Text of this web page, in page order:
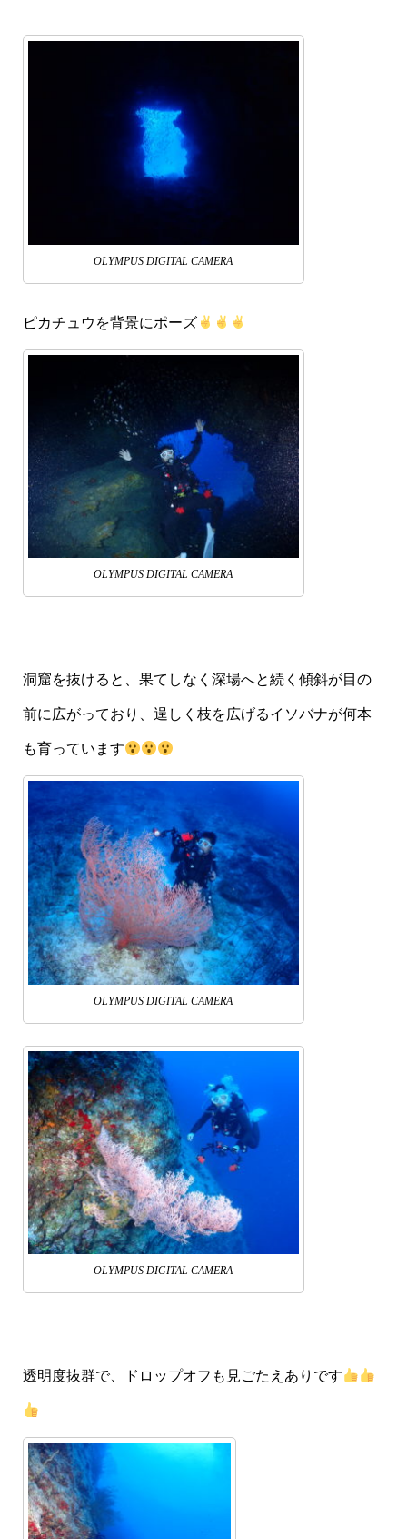
OLYMPUS DIGITAL CAMERA
ピカチュウを背景にポーズ
OLYMPUS DIGITAL CAMERA
洞窟を抜けると、果てしなく深場へと続く傾斜が目の
前に広がっており、逞しく枝を広げるイソバナが何本
も育っています
OLYMPUS DIGITAL CAMERA
OLYMPUS DIGITAL CAMERA
透明度抜群で、ドロップオフも見ごたえありです